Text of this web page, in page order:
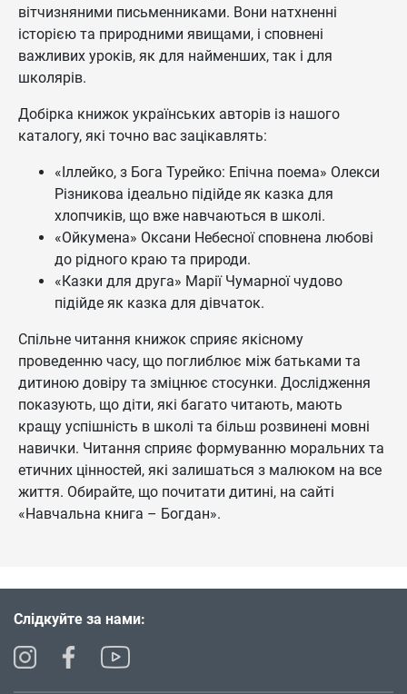
вітчизняними письменниками. Вони натхненні
історією та природними явищами, і сповнені
важливих уроків, як для найменших, так і для
школярів.
Добірка книжок українських авторів із нашого
каталогу, які точно вас зацікавлять:
«Іллейко, з Бога Турейко: Епічна поема» Олекси
Різникова ідеально підійде як казка для
хлопчиків, що вже навчаються в школі.
«Ойкумена» Оксани Небесної сповнена любові
до рідного краю та природи.
«Казки для друга» Марії Чумарної чудово
підійде як казка для дівчаток.
Спільне читання книжок сприяє якісному
проведенню часу, що поглиблює між батьками та
дитиною довіру та зміцнює стосунки. Дослідження
показують, що діти, які багато читають, мають
кращу успішність в школі та більш розвинені мовні
навички. Читання сприяє формуванню моральних та
етичних цінностей, які залишаться з малюком на все
життя. Обирайте, що почитати дитині, на сайті
«Навчальна книга – Богдан».
Слідкуйте за нами: